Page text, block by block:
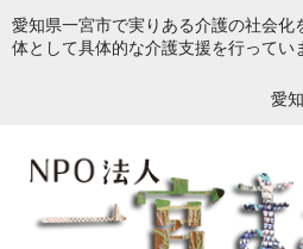
愛知県一宮市で実りある介護の社会化
体として具体的な介護支援を行ってい
愛